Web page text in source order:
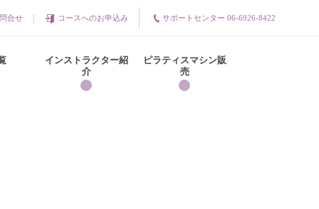
合せ コースへのお申込み サポートセンター 06-6926-8422
インストラクター紹
介
ピラティスマシン販
売